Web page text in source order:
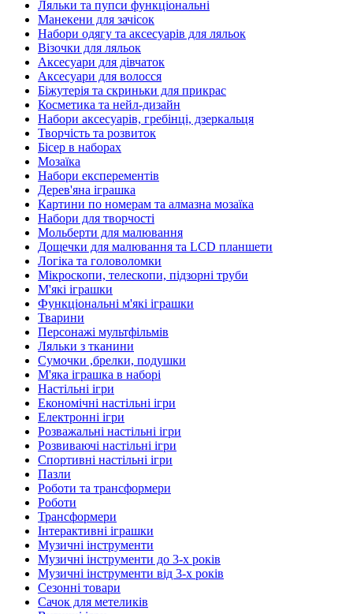
Ляльки та пупси функціональні
Манекени для зачісок
Набори одягу та аксесуарів для ляльок
Візочки для ляльок
Аксесуари для дівчаток
Аксесуари для волосся
Біжутерія та скриньки для прикрас
Косметика та нейл-дизайн
Набори аксесуарів, гребінці, дзеркальця
Творчість та розвиток
Бісер в наборах
Мозаїка
Набори експерементів
Дерев'яна іграшка
Картини по номерам та алмазна мозаїка
Набори для творчості
Мольберти для малювання
Дощечки для малювання та LCD планшети
Логіка та головоломки
Мікроскопи, телескопи, підзорні труби
М'які іграшки
Функціональні м'які іграшки
Тварини
Персонажі мультфільмів
Ляльки з тканини
Сумочки ,брелки, подушки
М'яка іграшка в наборі
Настільні ігри
Економічні настільні ігри
Електронні ігри
Розважальні настільні ігри
Розвиваючі настільні ігри
Спортивні настільні ігри
Пазли
Роботи та трансформери
Роботи
Трансформери
Інтерактивні іграшки
Музичні інструменти
Музичні інструменти до 3-х років
Музичні інструменти від 3-х років
Сезонні товари
Сачок для метеликів